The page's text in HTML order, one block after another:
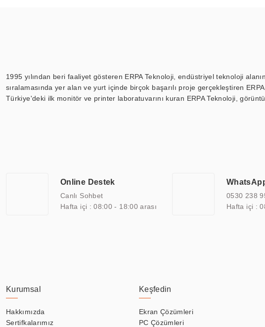
1995 yılından beri faaliyet gösteren ERPA Teknoloji, endüstriyel teknoloji
sıralamasında yer alan ve yurt içinde birçok başarılı proje gerçekleştiren
Türkiye'deki ilk monitör ve printer laboratuvarını kuran ERPA Teknoloji,
arasında yer almaktadır. ERPA Teknoloji, uluslararası standartlarda kalite
yılların getirdiği bilgi ve tecrübe ile birleştiren ERPA Teknoloji, özel çözümleri
Online Destek
Canlı Sohbet
Hafta içi : 08:00 - 18:00 arası
0530 238
Hafta içi :
Kurumsal
Hakkımızda
Sertifkalarımız
Keşfedin
Ekran Çözümleri
PC Çözümleri